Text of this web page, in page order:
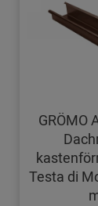
GRÖMO
Testa di